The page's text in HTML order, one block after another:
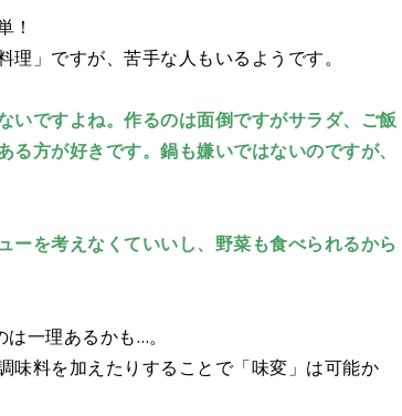
！
」ですが、苦手な人もいるようです。
いですよね。作るのは面倒ですがサラダ、ご飯
方が好きです。鍋も嫌いではないのですが、
ーを考えなくていいし、野菜も食べられるから
一理あるかも…。
味料を加えたりすることで「味変」は可能か